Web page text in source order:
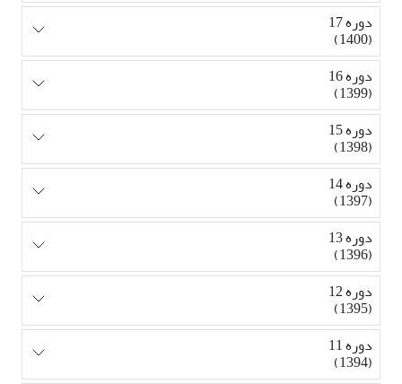
دوره 17
(1400)
دوره 16
(1399)
دوره 15
(1398)
دوره 14
(1397)
دوره 13
(1396)
دوره 12
(1395)
دوره 11
(1394)